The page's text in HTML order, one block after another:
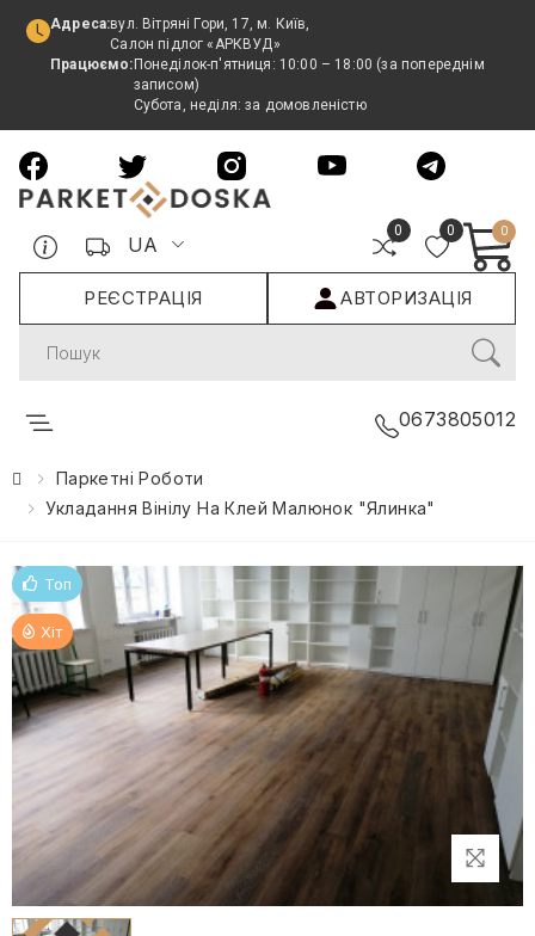
Адреса:вул. Вітряні Гори, 17, м. Київ,
Салон підлог «АРКВУД»
Працюємо: Понеділок-п'ятниця: 10:00 – 18:00 (за попереднім
записом)
Субота, неділя: за домовленістю
UA
0 0 0
РЕЄСТРАЦІЯ АВТОРИЗАЦІЯ
Search
0673805012
Паркетні Роботи
Укладання Вінілу На Клей Малюнок "ялинка"
Топ
Хіт